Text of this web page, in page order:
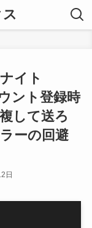
イト
ント登録時
して送ろ
ーの回避
日